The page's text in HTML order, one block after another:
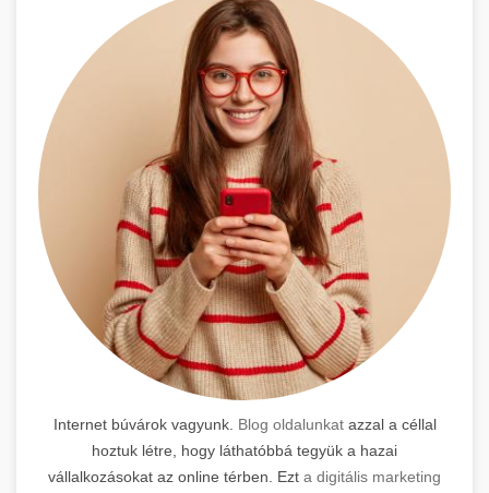
Internet búvárok vagyunk. Blog oldalunkatazzal a céllal
hoztuk létre, hogy láthatóbbá tegyük a hazai
vállalkozásokat az online térben. Ezt a digitális marketing